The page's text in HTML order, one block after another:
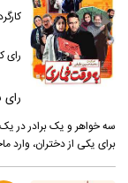
رای
رای
سه خواهر و یک برادر در یک
برای یکی از دختران،